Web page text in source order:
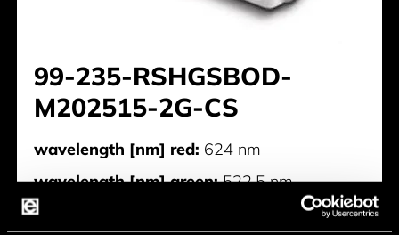
99-235-RSHGSBOD-
M202515-2G-CS
wavelength [nm] red: 624 nm
wavelength [nm] green:522,5 nm
wavelength [nm] blue: